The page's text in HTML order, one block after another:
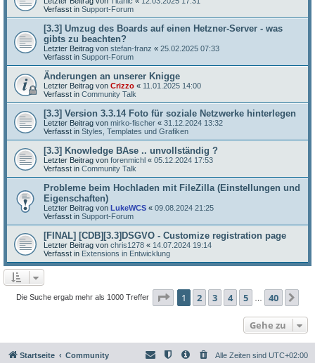
Verfasst in Support-Forum
[3.3] Umzug des Boards auf einen Hetzner-Server - was
gibts zu beachten?
Letzter Beitrag von stefan-franz « 25.02.2025 07:33
Verfasst in Support-Forum
Änderungen an unserer Knigge
Letzter Beitrag von Crizzo « 11.01.2025 14:00
Verfasst in Community Talk
[3.3] Version 3.3.14 Foto für soziale Netzwerke hinterlegen
Letzter Beitrag von mirko-fischer « 31.12.2024 13:32
Verfasst in Styles, Templates und Grafiken
[3.3] Knowledge BAse .. unvollständig ?
Letzter Beitrag von forenmichl « 05.12.2024 17:53
Verfasst in Community Talk
Probleme beim Hochladen mit FileZilla (Einstellungen und
Eigenschaften)
Letzter Beitrag von LukeWCS « 09.08.2024 21:25
Verfasst in Support-Forum
[FINAL] [CDB][3.3]DSGVO - Customize registration page
Letzter Beitrag von chris1278 « 14.07.2024 19:14
Verfasst in Extensions in Entwicklung
Die Suche ergab mehr als 1000 Treffer Seite 1von 40
1 2 3 4 5 40
Gehe zu
Startseite Community Alle Zeiten sind UTC+02:00